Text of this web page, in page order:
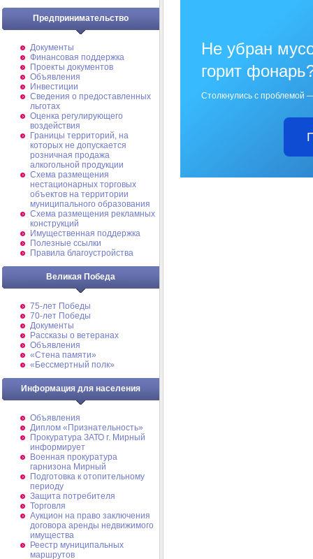
Предпринимательство
Документы
Финансовая поддержка
Проекты документов
Объявления
Инвестиции
Сведения о предоставленных
льготах
Оценка регулирующего
воздействия
Границы территорий, на
которых не допускается
розничная продажа
алкогольной продукции
Схема размещения
нестационарных торговых
объектов на территории
муниципального образования
Схема размещения рекламных
конструкций
Имущественная поддержка
Полезные ссылки
Правила благоустройства
Великая Победа
75-лет Победы
70-лет Победы
Документы
Рассказы о ветеранах
Объявления
«Стена памяти»
«Бессмертный полк»
Информация для населения
Объявления
Диплом «Признательность»
Прокуратура ЗАТО г. Мирный
информирует
Военная прокуратура
гарнизона Мирный
Подготовка к отопительному
периоду
Защита потребителя
Торговля
Аукцион на право заключения
договора аренды недвижимого
имущества
Реестр муниципальных
маршрутов
Не убран
горит
Столкнулись с проблемой